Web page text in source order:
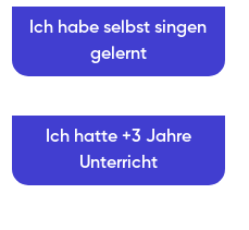
Ich habe selbst singen
gelernt
Ich hatte +3 Jahre
Unterricht